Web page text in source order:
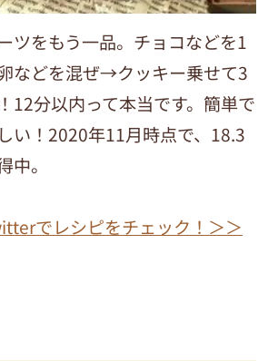
ツをもう一品。チョコなどを1
などを混ぜ→クッキー乗せて3
12分以内って本当です。簡単で
い！2020年11月時点で、18.3
中。
でレシピをチェック！＞＞